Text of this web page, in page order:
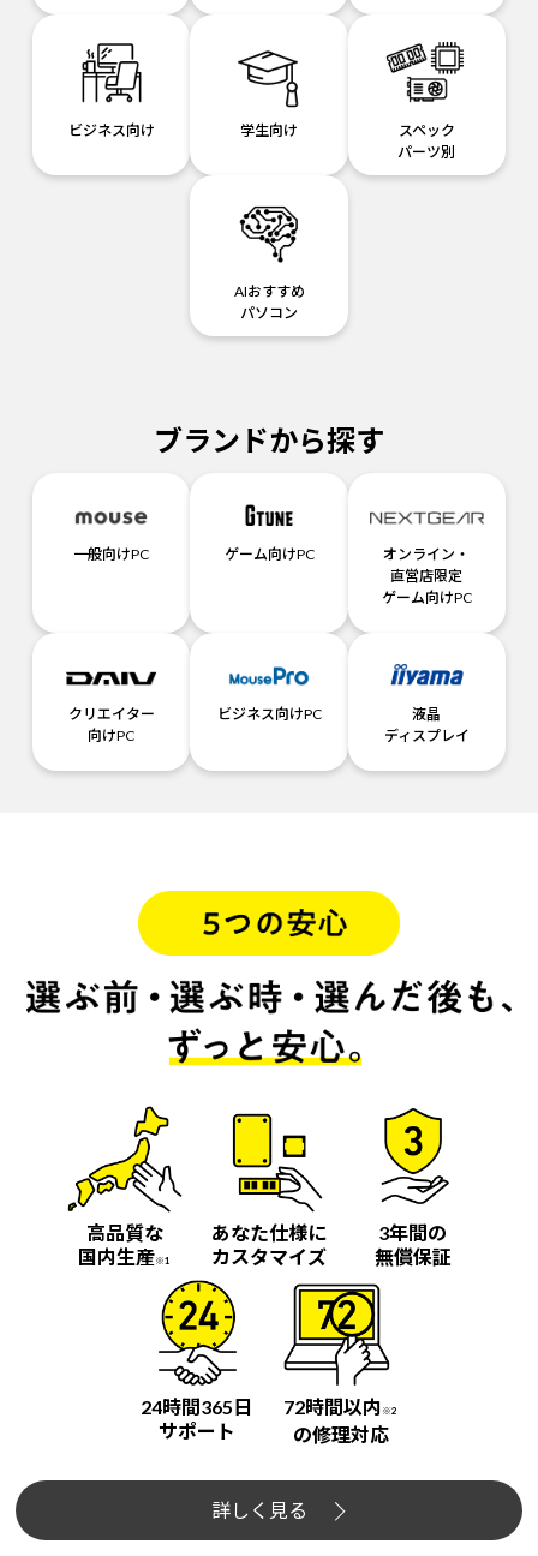
ビジネス向け 学生向け
スペック
パーツ別
AIおすすめ
パソコン
ブランドから探す
一般向けPC ゲーム向けPC
オンライン・
直営店限定
ゲーム向けPC
クリエイター
向けPC
ビジネス向けPC
液晶
ディスプレイ
高品質な
国内生産※1
あなた仕様に
カスタマイズ
3年間の
無償保証
24時間365日
サポート
72時間以内 ※2
の修理対応
詳しく見る